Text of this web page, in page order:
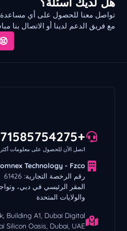
تواصل معنا للحصول على أي مساعدة
مع فريق الدعم لدينا أو الاتصال بنا
+971585754275
اتصل الآن للحصول على معلومات أكثر
Technology - Fzco
رقم الرخصة التجارية: 61426
المقر الرئيسي في دبي،
والولايات المتحدة
Building A1, Dubai Digital
Silicon Oasis, Dubai, UAE